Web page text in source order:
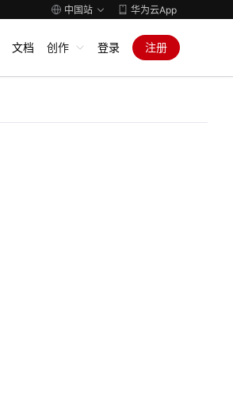
中国站 华为云App
文档 创作 登录 注册